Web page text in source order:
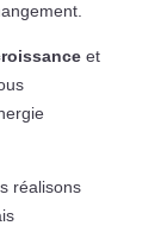
et
réalisons